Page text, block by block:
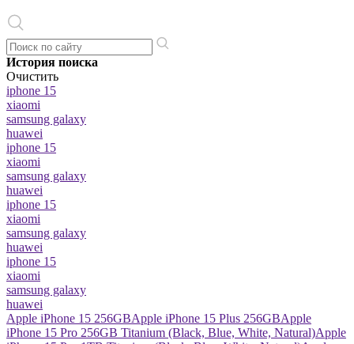
История поиска
Очистить
iphone 15
xiaomi
samsung galaxy
huawei
iphone 15
xiaomi
samsung galaxy
huawei
iphone 15
xiaomi
samsung galaxy
huawei
iphone 15
xiaomi
samsung galaxy
huawei
Apple iPhone 15 256GBApple iPhone 15 Plus 256GBApple
iPhone 15 Pro 256GB Titanium (Black, Blue, White, Natural)Apple